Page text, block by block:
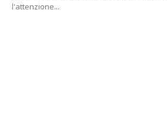
l'attenzione...